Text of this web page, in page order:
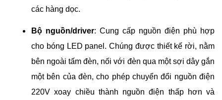
các hàng dọc.
Bộ nguồn/driver: Cung cấp nguồn điện phù hợp
cho bóng LED panel. Chúng được thiết kế rời, nằm
bên ngoài tấm đèn, nối với đèn qua một sợi dây gắn
một bên của đèn, cho phép chuyển đổi nguồn điện
220V xoay chiều thành nguồn điện thấp hơn và